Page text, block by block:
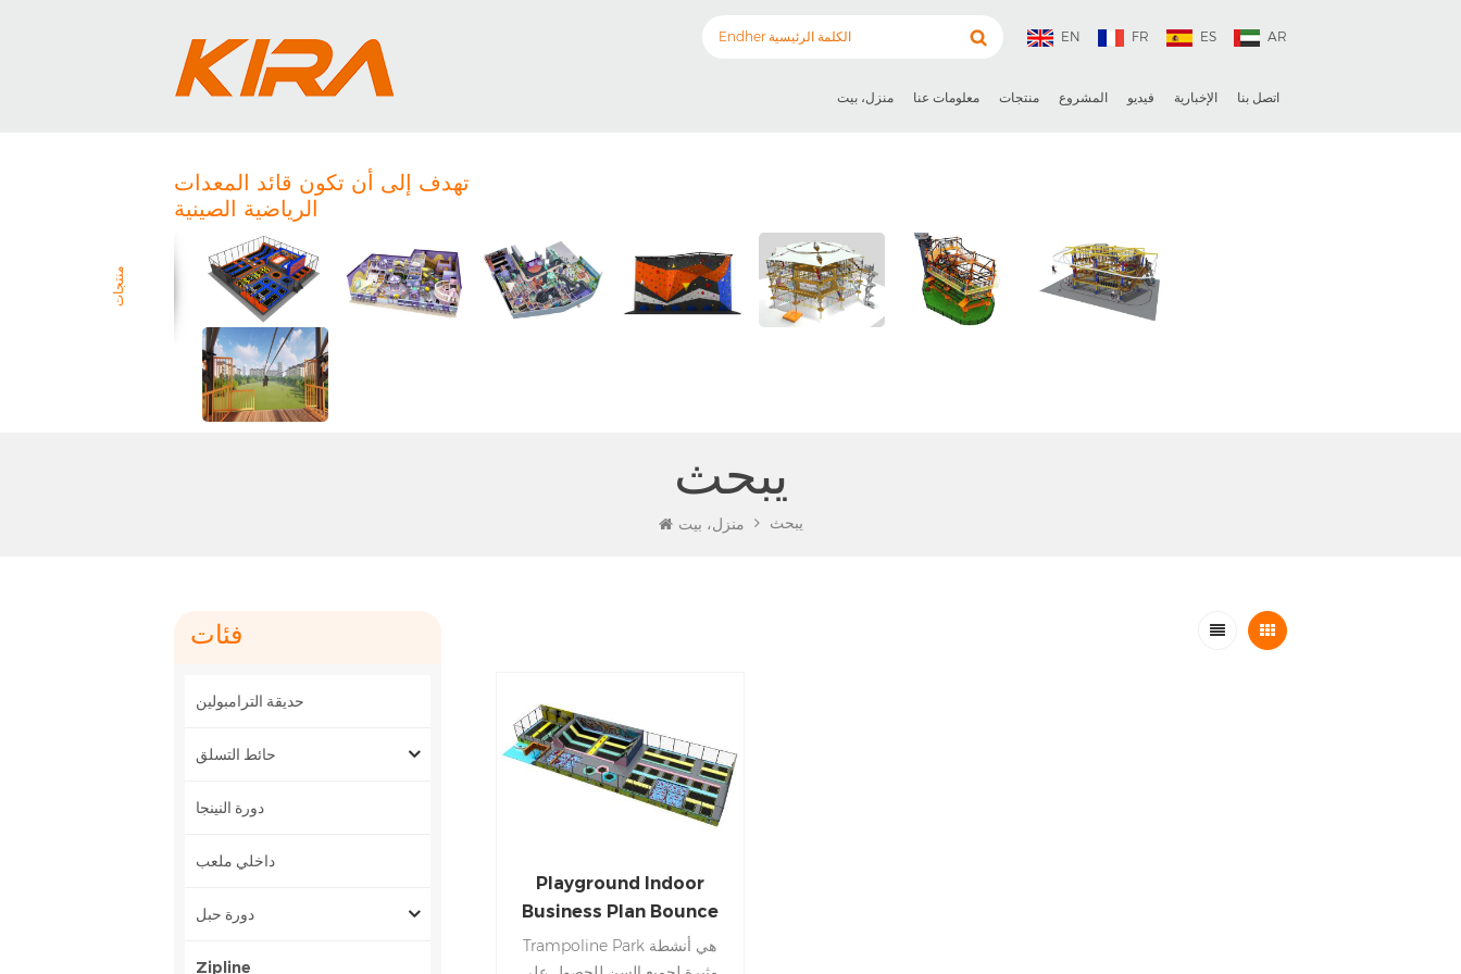
EN FR ES AR
منزل، بيت معلومات عنا منتجات المشروع فيديو الإخبارية اتصل بنا
تهدف إلى أن تكون قائد المعدات
الرياضية الصينية
منتجات
يبحث
منزل، بيت يبحث
فئات
حديقة الترامبولين
حائط التسلق
دورة النينجا
داخلي ملعب
دورة حبل
Zipline
Playground Indoor
Business Plan Bounce
Trampoline Park
Trampoline Park هي أنشطة